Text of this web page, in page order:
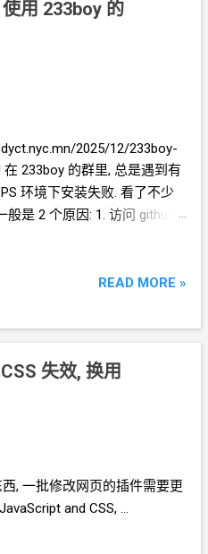
总...
用 233boy 的
2025/12/233boy-
在 233boy 的群里, 总是遇到有
环境下安装失败. 看了不少
般是 2 个原因: 1. 访问 github
READ MORE »
失效, 换用
, 一批修改网页的插件需要更
and CSS, ...